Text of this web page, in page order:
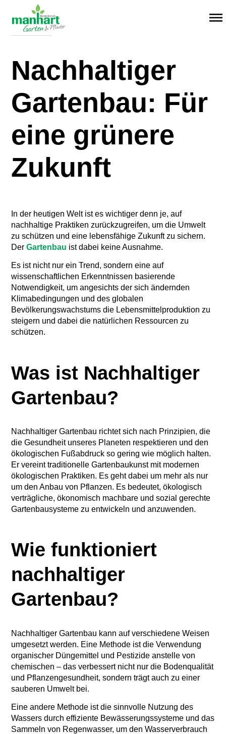
Menü überspringen
26. Februar 2024
Nachhaltiger
Gartenbau: Für
eine grünere
Zukunft
In der heutigen Welt ist es wichtiger denn je, auf
nachhaltige Praktiken zurückzugreifen, um die Umwelt
zu schützen und eine lebensfähige Zukunft zu sichern.
Der Gartenbau ist dabei keine Ausnahme.
Es ist nicht nur ein Trend, sondern eine auf
wissenschaftlichen Erkenntnissen basierende
Notwendigkeit, um angesichts der sich ändernden
Klimabedingungen und des globalen
Bevölkerungswachstums die Lebensmittelproduktion zu
steigern und dabei die natürlichen Ressourcen zu
schützen.
Was ist Nachhaltiger
Gartenbau?
Nachhaltiger Gartenbau richtet sich nach Prinzipien, die
die Gesundheit unseres Planeten respektieren und den
ökologischen Fußabdruck so gering wie möglich halten.
Er vereint traditionelle Gartenbaukunst mit modernen
ökologischen Praktiken. Es geht dabei um mehr als nur
um den Anbau von Pflanzen. Es bedeutet, ökologisch
verträgliche, ökonomisch machbare und sozial gerechte
Gartenbausysteme zu entwickeln und anzuwenden.
Wie funktioniert
nachhaltiger
Gartenbau?
Nachhaltiger Gartenbau kann auf verschiedene Weisen
umgesetzt werden. Eine Methode ist die Verwendung
organischer Düngemittel und Pestizide anstelle von
chemischen – das verbessert nicht nur die Bodenqualität
und Pflanzengesundheit, sondern trägt auch zu einer
sauberen Umwelt bei.
Eine andere Methode ist die sinnvolle Nutzung des
Wassers durch effiziente Bewässerungssysteme und das
Sammeln von Regenwasser, um den Wasserverbrauch